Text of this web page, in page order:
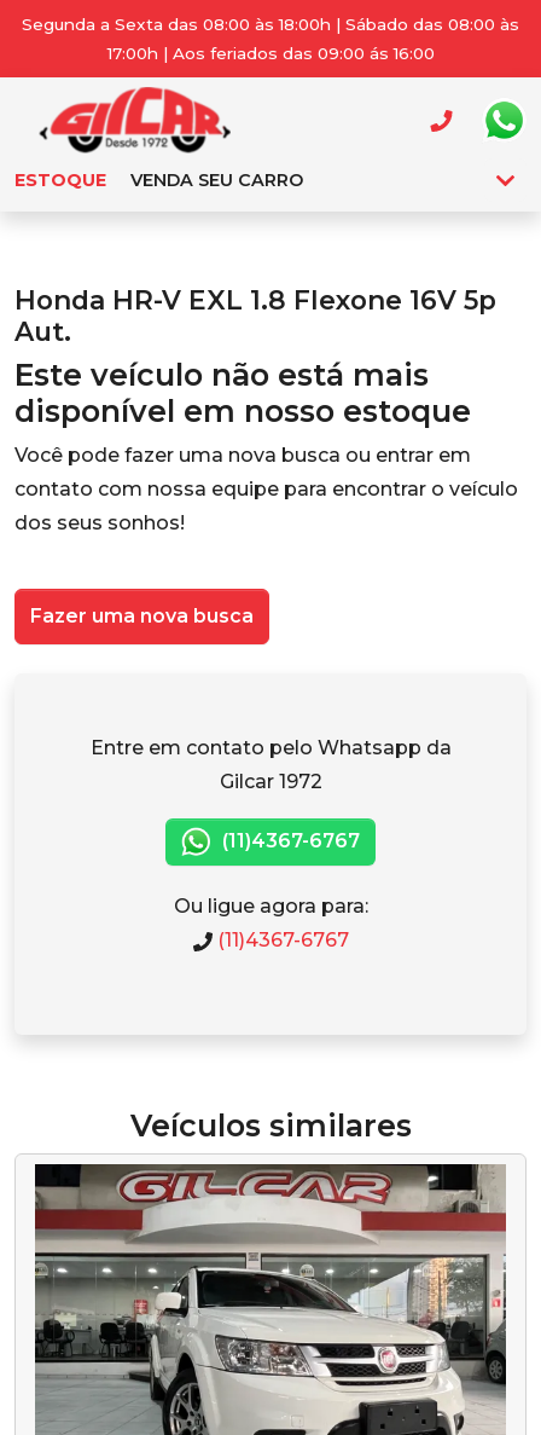
Segunda a Sexta das 08:00 às 18:00h | Sábado das 08:00 às
17:00h | Aos feriados das 09:00 ás 16:00
ESTOQUE VENDA SEU CARRO
Honda HR-V EXL 1.8 Flexone 16V 5p
Aut.
Este veículo não está mais
disponível em nosso estoque
Você pode fazer uma nova busca ou entrar em
contato com nossa equipe para encontrar o veículo
dos seus sonhos!
Fazer uma nova busca
Entre em contato pelo Whatsapp da
Gilcar 1972
(11)4367-6767
Ou ligue agora para:
(11)4367-6767
Veículos similares